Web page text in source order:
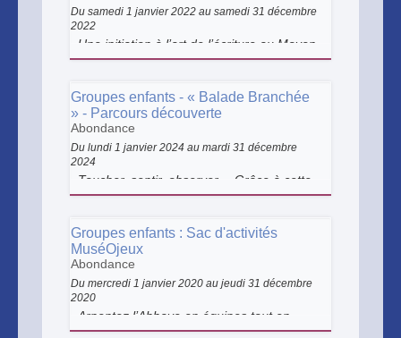
Du samedi 1 janvier 2022 au samedi 31 décembre
2022
Une initiation à l’art de l’écriture au Moyen
Âge.
Groupes enfants - « Balade Branchée
» - Parcours découverte
Abondance
Du lundi 1 janvier 2024 au mardi 31 décembre
2024
Toucher, sentir, observer… Grâce à cette
balade pas comme les autres, vous
découvrir tous les secrets de ce matériau
aux multiples usages.
Groupes enfants : Sac d'activités
MuséOjeux
Abondance
Du mercredi 1 janvier 2020 au jeudi 31 décembre
2020
Arpentez l’Abbaye en équipes tout en
vous amusant grâce aux activités mises à